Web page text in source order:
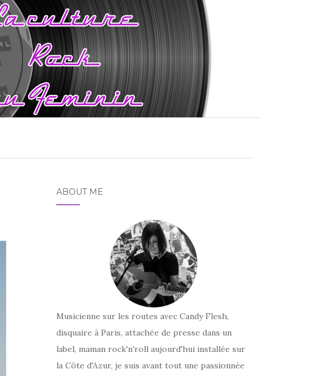
ABOUT ME
Musicienne sur les routes avec Candy Flesh,
disquaire à Paris, attachée de presse dans un
label, maman rock'n'roll aujourd'hui installée sur
la Côte d'Azur, je suis avant tout une passionnée